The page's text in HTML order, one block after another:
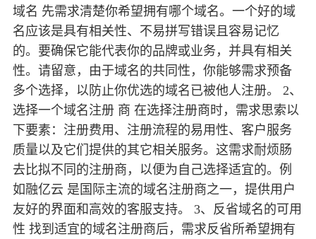
域名 先需求清楚你希望拥有哪个域名。一个好的域
名应该是具有相关性、不易拼写错误且容易记忆
的。要确保它能代表你的品牌或业务，并具有相关
性。请留意，由于域名的共同性，你能够需求预备
多个选择，以防止你优选的域名已被他人注册。 2、
选择一个域名注册 商 在选择注册商时，需求思索以
下要素：注册费用、注册流程的易用性、客户服务
质量以及它们提供的其它相关服务。这需求耐烦肠
去比拟不同的注册商，以便为自己选择适宜的。例
如融亿云 是国际主流的域名注册商之一，提供用户
友好的界面和高效的客服支持。 3、反省域名的可用
性 找到适宜的域名注册商后，需求反省所希望拥有